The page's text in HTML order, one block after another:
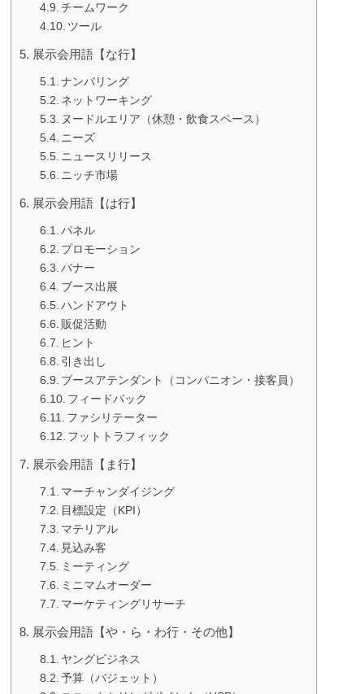
チームワーク
ツール
展示会用語【な行】
ナンバリング
ネットワーキング
ヌードルエリア（休憩・飲食スペース）
ニーズ
ニュースリリース
ニッチ市場
展示会用語【は行】
パネル
プロモーション
バナー
ブース出展
ハンドアウト
販促活動
ヒント
引き出し
ブースアテンダント（コンパニオン・接客員）
フィードバック
ファシリテーター
フットトラフィック
展示会用語【ま行】
マーチャンダイジング
目標設定（KPI）
マテリアル
見込み客
ミーティング
ミニマムオーダー
マーケティングリサーチ
展示会用語【や・ら・わ行・その他】
ヤングビジネス
予算（バジェット）